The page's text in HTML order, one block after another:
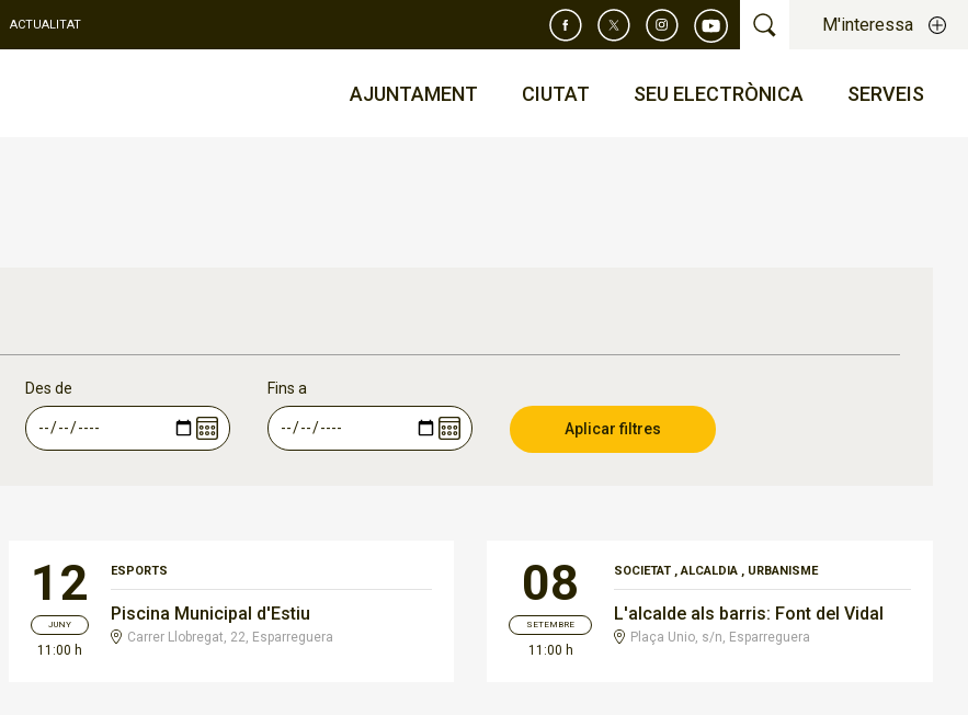
ACTUALITAT M'interessa
AJUNTAMENT CIUTAT SEU ELECTRÒNICA SERVEIS
Des de Fins a
12
JUNY
11:00 h
ESPORTS
Piscina Municipal d'Estiu
Carrer Llobregat, 22, Esparreguera
08
SETEMBRE
11:00 h
SOCIETAT ,ALCALDIA , URBANISME
L'alcalde als barris: Font del Vidal
Plaça Unio, s/n, Esparreguera